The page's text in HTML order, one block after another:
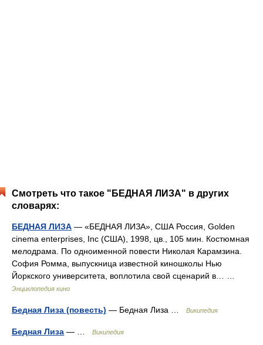
Смотреть что такое "БЕДНАЯ ЛИЗА" в других
словарях:
БЕДНАЯ ЛИЗА — «БЕДНАЯ ЛИЗА», США Россия, Golden
cinema enterprises, Inc (США), 1998, цв., 105 мин. Костюмная
мелодрама. По одноименной повести Николая Карамзина.
София Ромма, выпускница известной киношколы Нью
Йоркского университета, воплотила свой сценарий в… …
Энциклопедия кино
Бедная Лиза (повесть) — Бедная Лиза … Википедия
Бедная Лиза — … Википедия